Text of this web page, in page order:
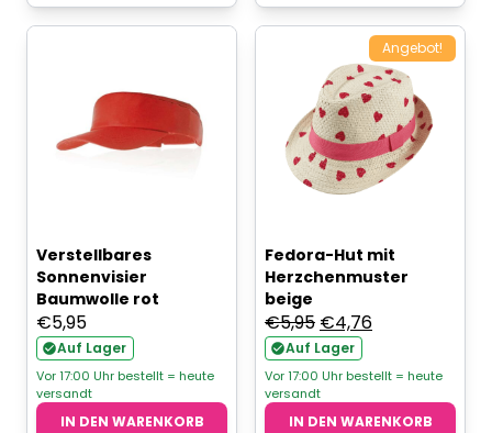
Verstellbares
Sonnenvisier
Baumwolle rot
€5,95
Auf Lager
Vor 17:00 Uhr bestellt = heute
versandt
IN DEN WARENKORB
Angebot!
Fedora-Hut mit
Herzchenmuster
beige
€5,95 Ursprünglicher
Preis
war:
€5,95
€4,76Aktueller
ist:
€4,76.
Auf Lager
Vor 17:00 Uhr bestellt = heute
versandt
IN DEN WARENKORB